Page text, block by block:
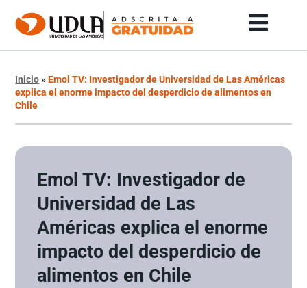
Inicio»Emol TV: Investigador de Universidad de Las Américas
explica el enorme impacto del desperdicio de alimentos en
Chile
Emol TV: Investigador de
Universidad de Las
Américas explica el enorme
impacto del desperdicio de
alimentos en Chile